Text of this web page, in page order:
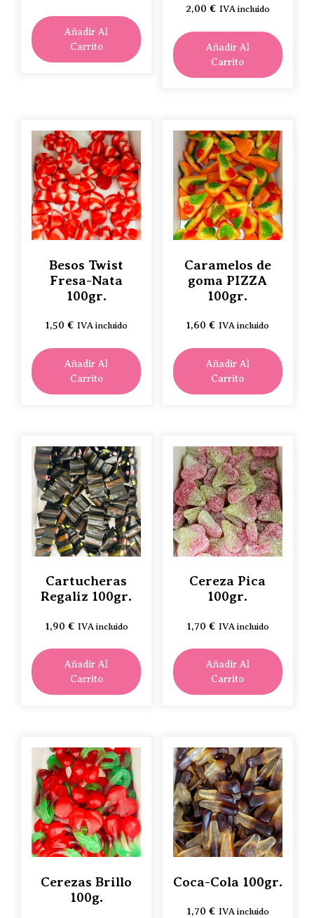
Añadir Al
Carrito
2,00 € IVA incluido
Añadir Al
Carrito
Besos Twist
Fresa-Nata
100gr.
1,50€ IVA incluido
Añadir Al
Carrito
Caramelos de
goma PIZZA
100gr.
1,60€ IVA incluido
Añadir Al
Carrito
Cartucheras
Regaliz 100gr.
1,90 € IVA incluido
Añadir Al
Carrito
Cereza Pica
100gr.
1,70 € IVA incluido
Añadir Al
Carrito
Cerezas Brillo
100g.
Coca-Cola 100gr.
1,70 € IVA incluido